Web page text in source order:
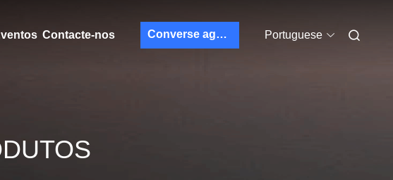
Contacte-nos Converse agora Portuguese